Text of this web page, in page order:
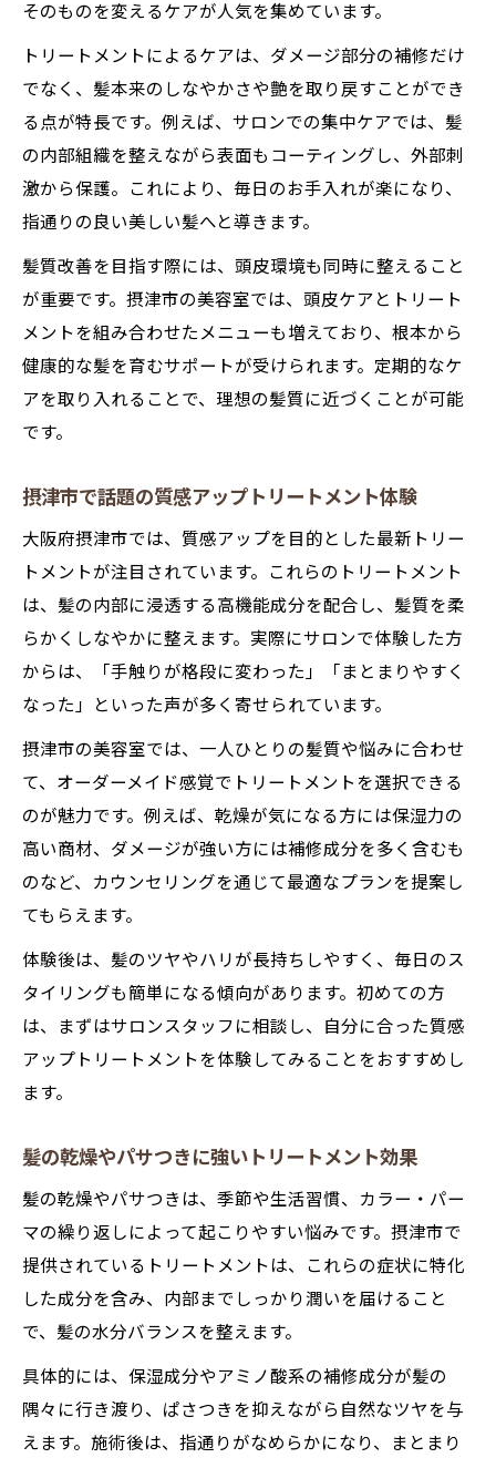
トリートメント選びが質感の満足度を左右
話題のトリートメントでツヤと潤いが続く
乾燥対策に最適なトリートメントの選び方
乾燥髪におすすめのトリートメント活用術
質感を重視したトリートメントの選び方解
説
トリートメントの種類と乾燥対策の関係性
自分の髪質に合うトリートメントで差をつ
ける
ダメージケアに強いトリートメントの秘密
とは
由
質感と指通りを変えるトリートメントの工
髪の内部から柔らかく仕上げる最新技術
トリートメントによる指通り向上のポイン
ト
柔らかい髪質へ導く質感アップの秘訣を紹
介
自分らしい艶髪を実感する秘訣教えます
トリートメントで叶える自分だけの艶髪体
験
艶と質感を両立するトリートメントの選び
方
トリートメント後のケアで艶髪をキープす
る方法
質感アップに欠かせないトリートメント習
慣
大阪府摂津市で叶える理想の髪質改善術
トリートメントで理想の髪質改善を目指す
コツ
質感を高める髪質改善のトリートメント活
用法
摂津市のサロンで受けたい髪質改善トリー
トメント
髪の悩み別に選びたいトリートメントとは
そのものを変えるケアが人気を集めています。
トリートメントによるケアは、ダメージ部分の補修だけ
でなく、髪本来のしなやかさや艶を取り戻すことができ
る点が特長です。例えば、サロンでの集中ケアでは、髪
の内部組織を整えながら表面もコーティングし、外部刺
激から保護。これにより、毎日のお手入れが楽になり、
指通りの良い美しい髪へと導きます。
髪質改善を目指す際には、頭皮環境も同時に整えること
が重要です。摂津市の美容室では、頭皮ケアとトリート
メントを組み合わせたメニューも増えており、根本から
健康的な髪を育むサポートが受けられます。定期的なケ
アを取り入れることで、理想の髪質に近づくことが可能
です。
摂津市で話題の質感アップトリートメント体験
大阪府摂津市では、質感アップを目的とした最新トリー
トメントが注目されています。これらのトリートメント
は、髪の内部に浸透する高機能成分を配合し、髪質を柔
らかくしなやかに整えます。実際にサロンで体験した方
からは、「手触りが格段に変わった」「まとまりやすく
なった」といった声が多く寄せられています。
摂津市の美容室では、一人ひとりの髪質や悩みに合わせ
て、オーダーメイド感覚でトリートメントを選択できる
のが魅力です。例えば、乾燥が気になる方には保湿力の
高い商材、ダメージが強い方には補修成分を多く含むも
のなど、カウンセリングを通じて最適なプランを提案し
てもらえます。
体験後は、髪のツヤやハリが長持ちしやすく、毎日のス
タイリングも簡単になる傾向があります。初めての方
は、まずはサロンスタッフに相談し、自分に合った質感
アップトリートメントを体験してみることをおすすめし
ます。
髪の乾燥やパサつきに強いトリートメント効果
髪の乾燥やパサつきは、季節や生活習慣、カラー・パー
マの繰り返しによって起こりやすい悩みです。摂津市で
提供されているトリートメントは、これらの症状に特化
した成分を含み、内部までしっかり潤いを届けること
で、髪の水分バランスを整えます。
具体的には、保湿成分やアミノ酸系の補修成分が髪の
隅々に行き渡り、ぱさつきを抑えながら自然なツヤを与
えます。施術後は、指通りがなめらかになり、まとまり